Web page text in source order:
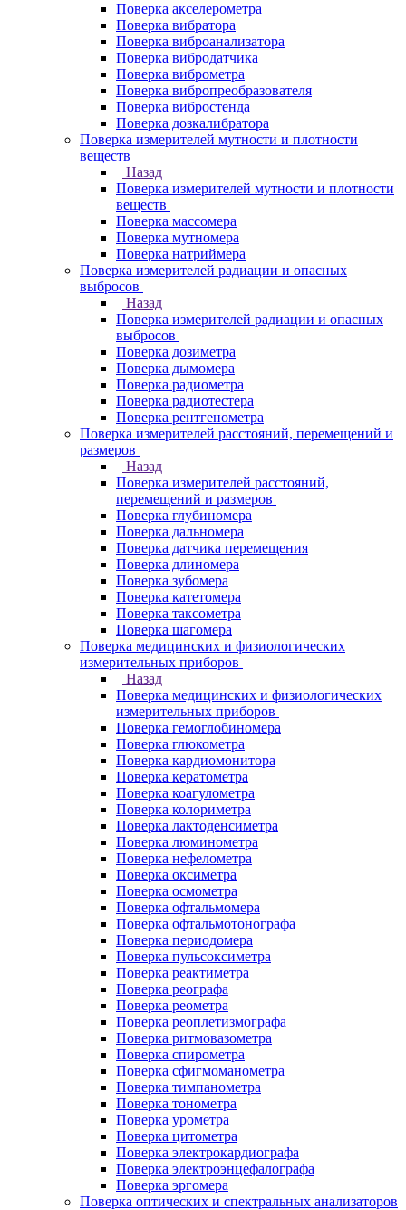
Поверка акселерометра
Поверка вибратора
Поверка виброанализатора
Поверка вибродатчика
Поверка виброметра
Поверка вибропреобразователя
Поверка вибростенда
Поверка дозкалибратора
Поверка измерителей мутности и плотности
веществ
Назад
Поверка измерителей мутности и плотности
веществ
Поверка массомера
Поверка мутномера
Поверка натриймера
Поверка измерителей радиации и опасных
выбросов
Назад
Поверка измерителей радиации и опасных
выбросов
Поверка дозиметра
Поверка дымомера
Поверка радиометра
Поверка радиотестера
Поверка рентгенометра
Поверка измерителей расстояний, перемещений и
размеров
Назад
Поверка измерителей расстояний,
перемещений и размеров
Поверка глубиномера
Поверка дальномера
Поверка датчика перемещения
Поверка длиномера
Поверка зубомера
Поверка катетомера
Поверка таксометра
Поверка шагомера
Поверка медицинских и физиологических
измерительных приборов
Назад
Поверка медицинских и физиологических
измерительных приборов
Поверка гемоглобиномера
Поверка глюкометра
Поверка кардиомонитора
Поверка кератометра
Поверка коагулометра
Поверка колориметра
Поверка лактоденсиметра
Поверка люминометра
Поверка нефелометра
Поверка оксиметра
Поверка осмометра
Поверка офтальмомера
Поверка офтальмотонографа
Поверка периодомера
Поверка пульсоксиметра
Поверка реактиметра
Поверка реографа
Поверка реометра
Поверка реоплетизмографа
Поверка ритмовазометра
Поверка спирометра
Поверка сфигмоманометра
Поверка тимпанометра
Поверка тонометра
Поверка урометра
Поверка цитометра
Поверка электрокардиографа
Поверка электроэнцефалографа
Поверка эргомера
Поверка оптических и спектральных анализаторов